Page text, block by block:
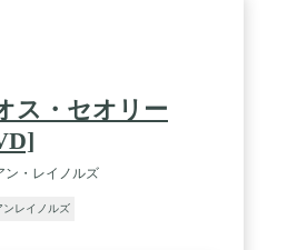
ス・セオリー
ン・レイノルズ
ンレイノルズ